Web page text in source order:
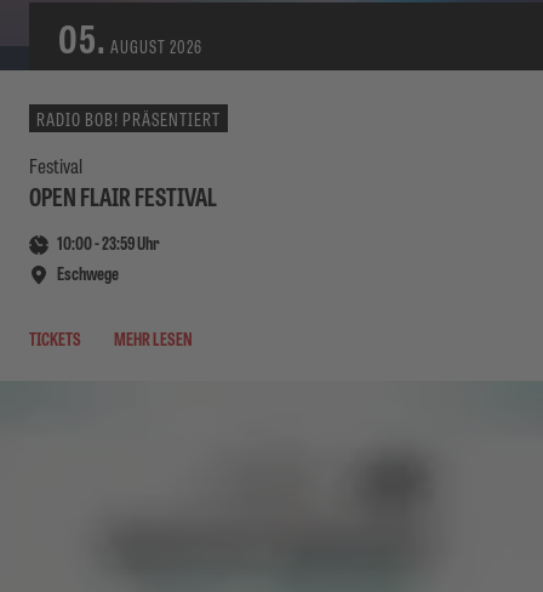
05. AUGUST 2026
RADIO BOB! PRÄSENTIERT
Festival
OPEN FLAIR FESTIVAL
10:00-23:59Uhr
Eschwege
TICKETS MEHR LESEN